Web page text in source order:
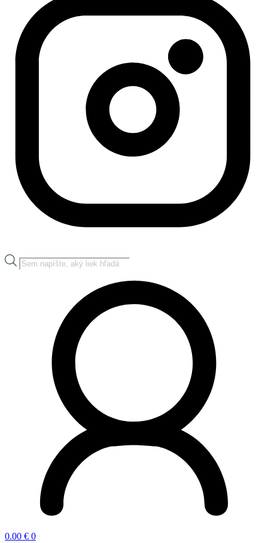
Products
search
0.00 € 0